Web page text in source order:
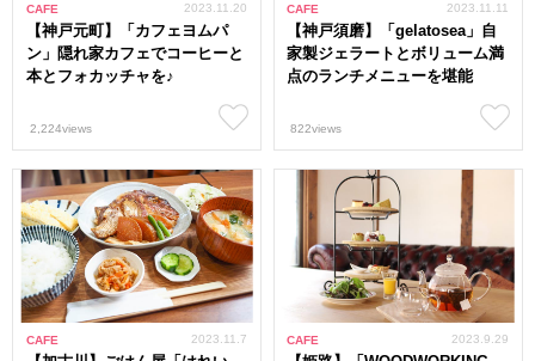
CAFE
【神戸元町】「カフェヨムパ
ン」隠れ家カフェでコーヒーと
本とフォカッチャを♪
2023.11.20
2,224views
CAFE
【神戸須磨】「gelatosea」自
家製ジェラートとボリューム満
点のランチメニューを堪能
2023.11.11
822views
CAFE 2023.11.7 CAFE 2023.9.29